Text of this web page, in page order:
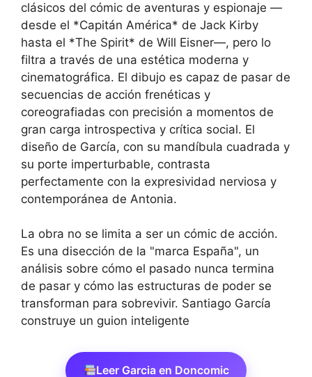
clásicos del cómic de aventuras y espionaje —
desde el *Capitán América* de Jack Kirby
hasta el *The Spirit* de Will Eisner—, pero lo
filtra a través de una estética moderna y
cinematográfica. El dibujo es capaz de pasar de
secuencias de acción frenéticas y
coreografiadas con precisión a momentos de
gran carga introspectiva y crítica social. El
diseño de García, con su mandíbula cuadrada y
su porte imperturbable, contrasta
perfectamente con la expresividad nerviosa y
contemporánea de Antonia.
La obra no se limita a ser un cómic de acción.
Es una disección de la "marca España", un
análisis sobre cómo el pasado nunca termina
de pasar y cómo las estructuras de poder se
transforman para sobrevivir. Santiago García
construye un guion inteligente
Leer Garcia en Doncomic